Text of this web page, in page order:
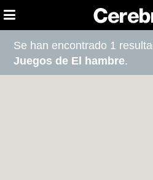
Se han encontrado 1
Juegos de El hambre.